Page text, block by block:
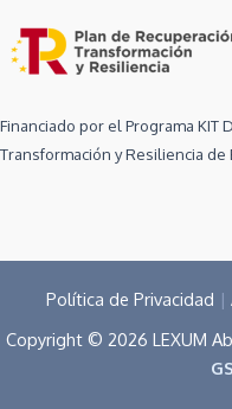
Financiado por el Programa KIT
Transformación y Resiliencia de
Política de Privacidad |
Copyright © 2026 LEXUM